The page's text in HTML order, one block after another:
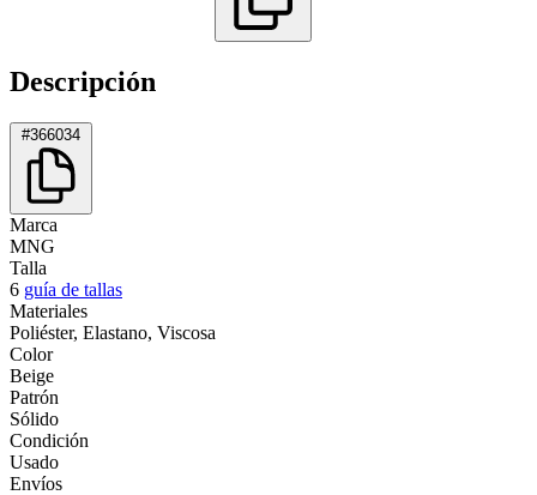
Descripción
#366034
Marca
MNG
Talla
6 guía de tallas
Materiales
Poliéster, Elastano, Viscosa
Color
Beige
Patrón
Sólido
Condición
Usado
Envíos